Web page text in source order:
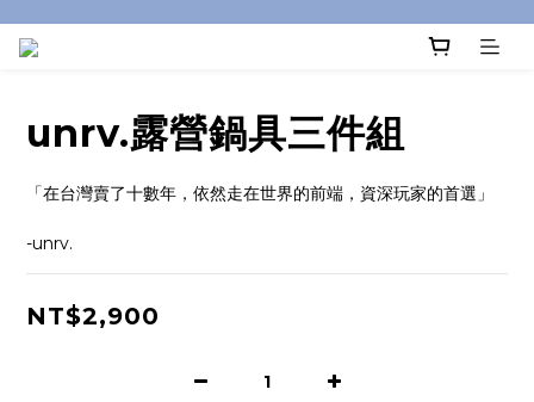
unrv.露營鍋具三件組
「在台灣賣了十數年，依然走在世界的前端，資深玩家的首選」
-unrv.
NT$2,900